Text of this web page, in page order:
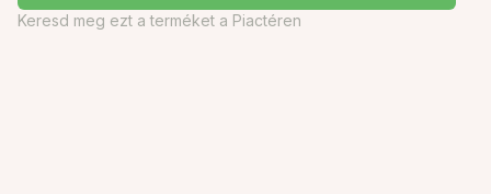
Keresd meg ezt a terméket a Piactéren